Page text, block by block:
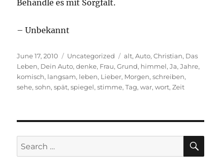
Behandle es mit Sorgfalt.
– Unbekannt
Posted
on
June 17, 2010 Categories
Uncategorized Tags
alt,Auto,Christian, Das
Leben, Dein Auto,denke, Frau,Grund, himmel,Ja,Jahre,
komisch, langsam, leben, Lieber, Morgen,schreiben,
sehe,sohn,spät,spiegel,stimme,Tag,war,wort,Zeit
Search
for: